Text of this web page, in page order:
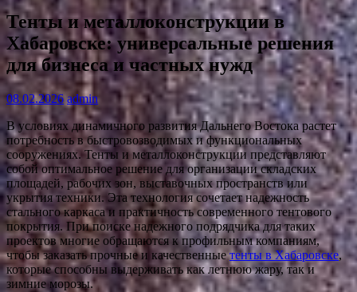
Тенты и металлоконструкции в
Хабаровске: универсальные решения
для бизнеса и частных нужд
08.02.2026 admin
В условиях динамичного развития Дальнего Востока растет
потребность в быстровозводимых и функциональных
сооружениях. Тенты и металлоконструкции представляют
собой оптимальное решение для организации складских
площадей, рабочих зон, выставочных пространств или
укрытия техники. Эта технология сочетает надежность
стального каркаса и практичность современного тентового
покрытия. При поиске надежного подрядчика для таких
проектов многие обращаются к профильным компаниям,
чтобы заказать прочные и качественныетенты в Хабаровске,
которые способны выдерживать как летнюю жару, так и
зимние морозы.